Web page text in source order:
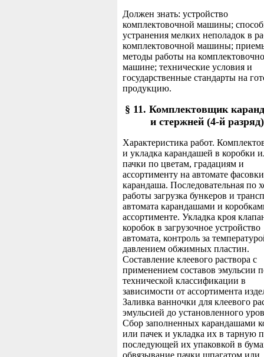
Должен знать: устройство
комплектовочной машины;
устранения мелких неполадок в
комплектовочной машины;
методы работы на
машине; технические условия и
государственные стандарты на
продукцию.
§ 11. Комплектовщик
и стержней (4-й разряд)
Характеристика работ.
и укладка карандашей в коробки
пачки по цветам, градациям и
ассортименту на автомате фасовки
карандаша. Последовательная по
работы загрузка бункеров и
автомата карандашами и
ассортименте. Укладка кроя
коробок в загрузочное устройство
автомата, контроль за
давлением обжимных пластин.
Составление клеевого раствора с
применением составов эмульсии
технической классификации в
зависимости от ассортимента
Заливка ванночки для клеевого
эмульсией до установленного
Сбор заполненных карандашами
или пачек и укладка их в тарную
последующей их упаковкой в